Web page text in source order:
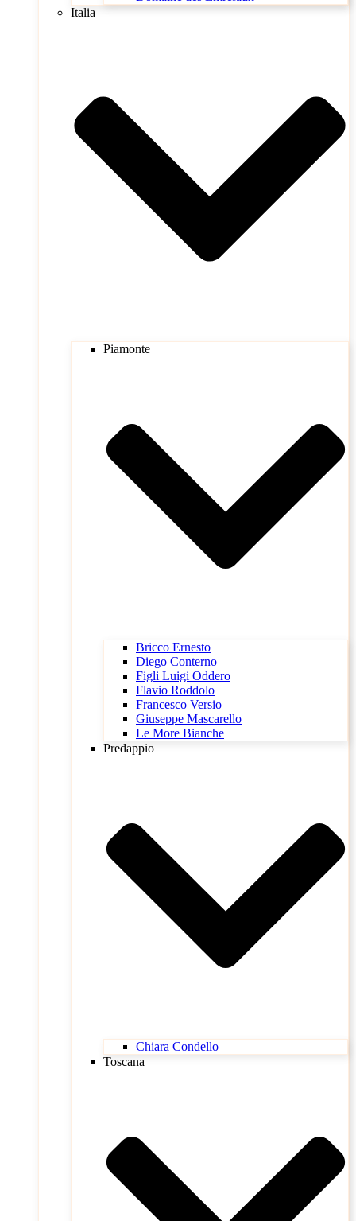
Italia
Piamonte
Bricco Ernesto
Diego Conterno
Figli Luigi Oddero
Flavio Roddolo
Francesco Versio
Giuseppe Mascarello
Le More Bianche
Predappio
Chiara Condello
Toscana